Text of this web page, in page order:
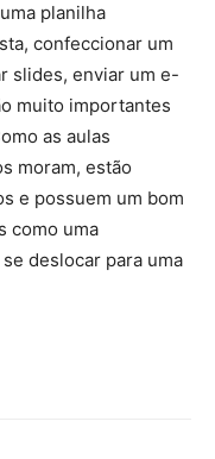
planilha
confeccionar um
slides, enviar um e-
muito importantes
as aulas
moram, estão
e possuem um bom
como uma
deslocar para uma